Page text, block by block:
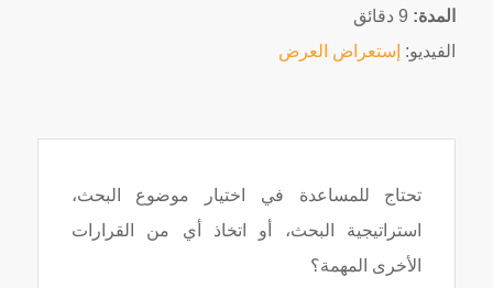
المدة:
الفيديو: إستعراض العرض
تحتاج للمساعدة في اختيار موضوع البحث،
استراتيجية البحث، أو اتخاذ أي من القرارات
الأخرى المهمة؟